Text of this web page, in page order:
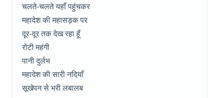
चलते-चलते यहाँ पहुंचकर
महादेश की महासड़क पर
दूर-दूर तक देख रहा हूँ
रोटी महंगी
पानी दुर्लभ
महादेश की सारी नदियाँ
सूखेपन से भरी लबालब